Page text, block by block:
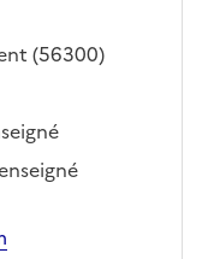
(56300)